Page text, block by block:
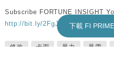
Subscribe FORTUNE INSIGHT
http://bit.ly/2FgJTen
修改 卡面 暴力 暴雪
下載 FI